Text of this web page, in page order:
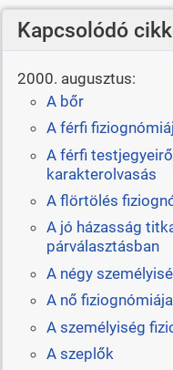
Kapcsolódó
2000. augusztus:
A bőr
A férfi
A férfi
karakterolvasás
A flörtölés
A jó házasság
párválasztásban
A négy
A nő fiziognómiája
A személyiség
A szeplők